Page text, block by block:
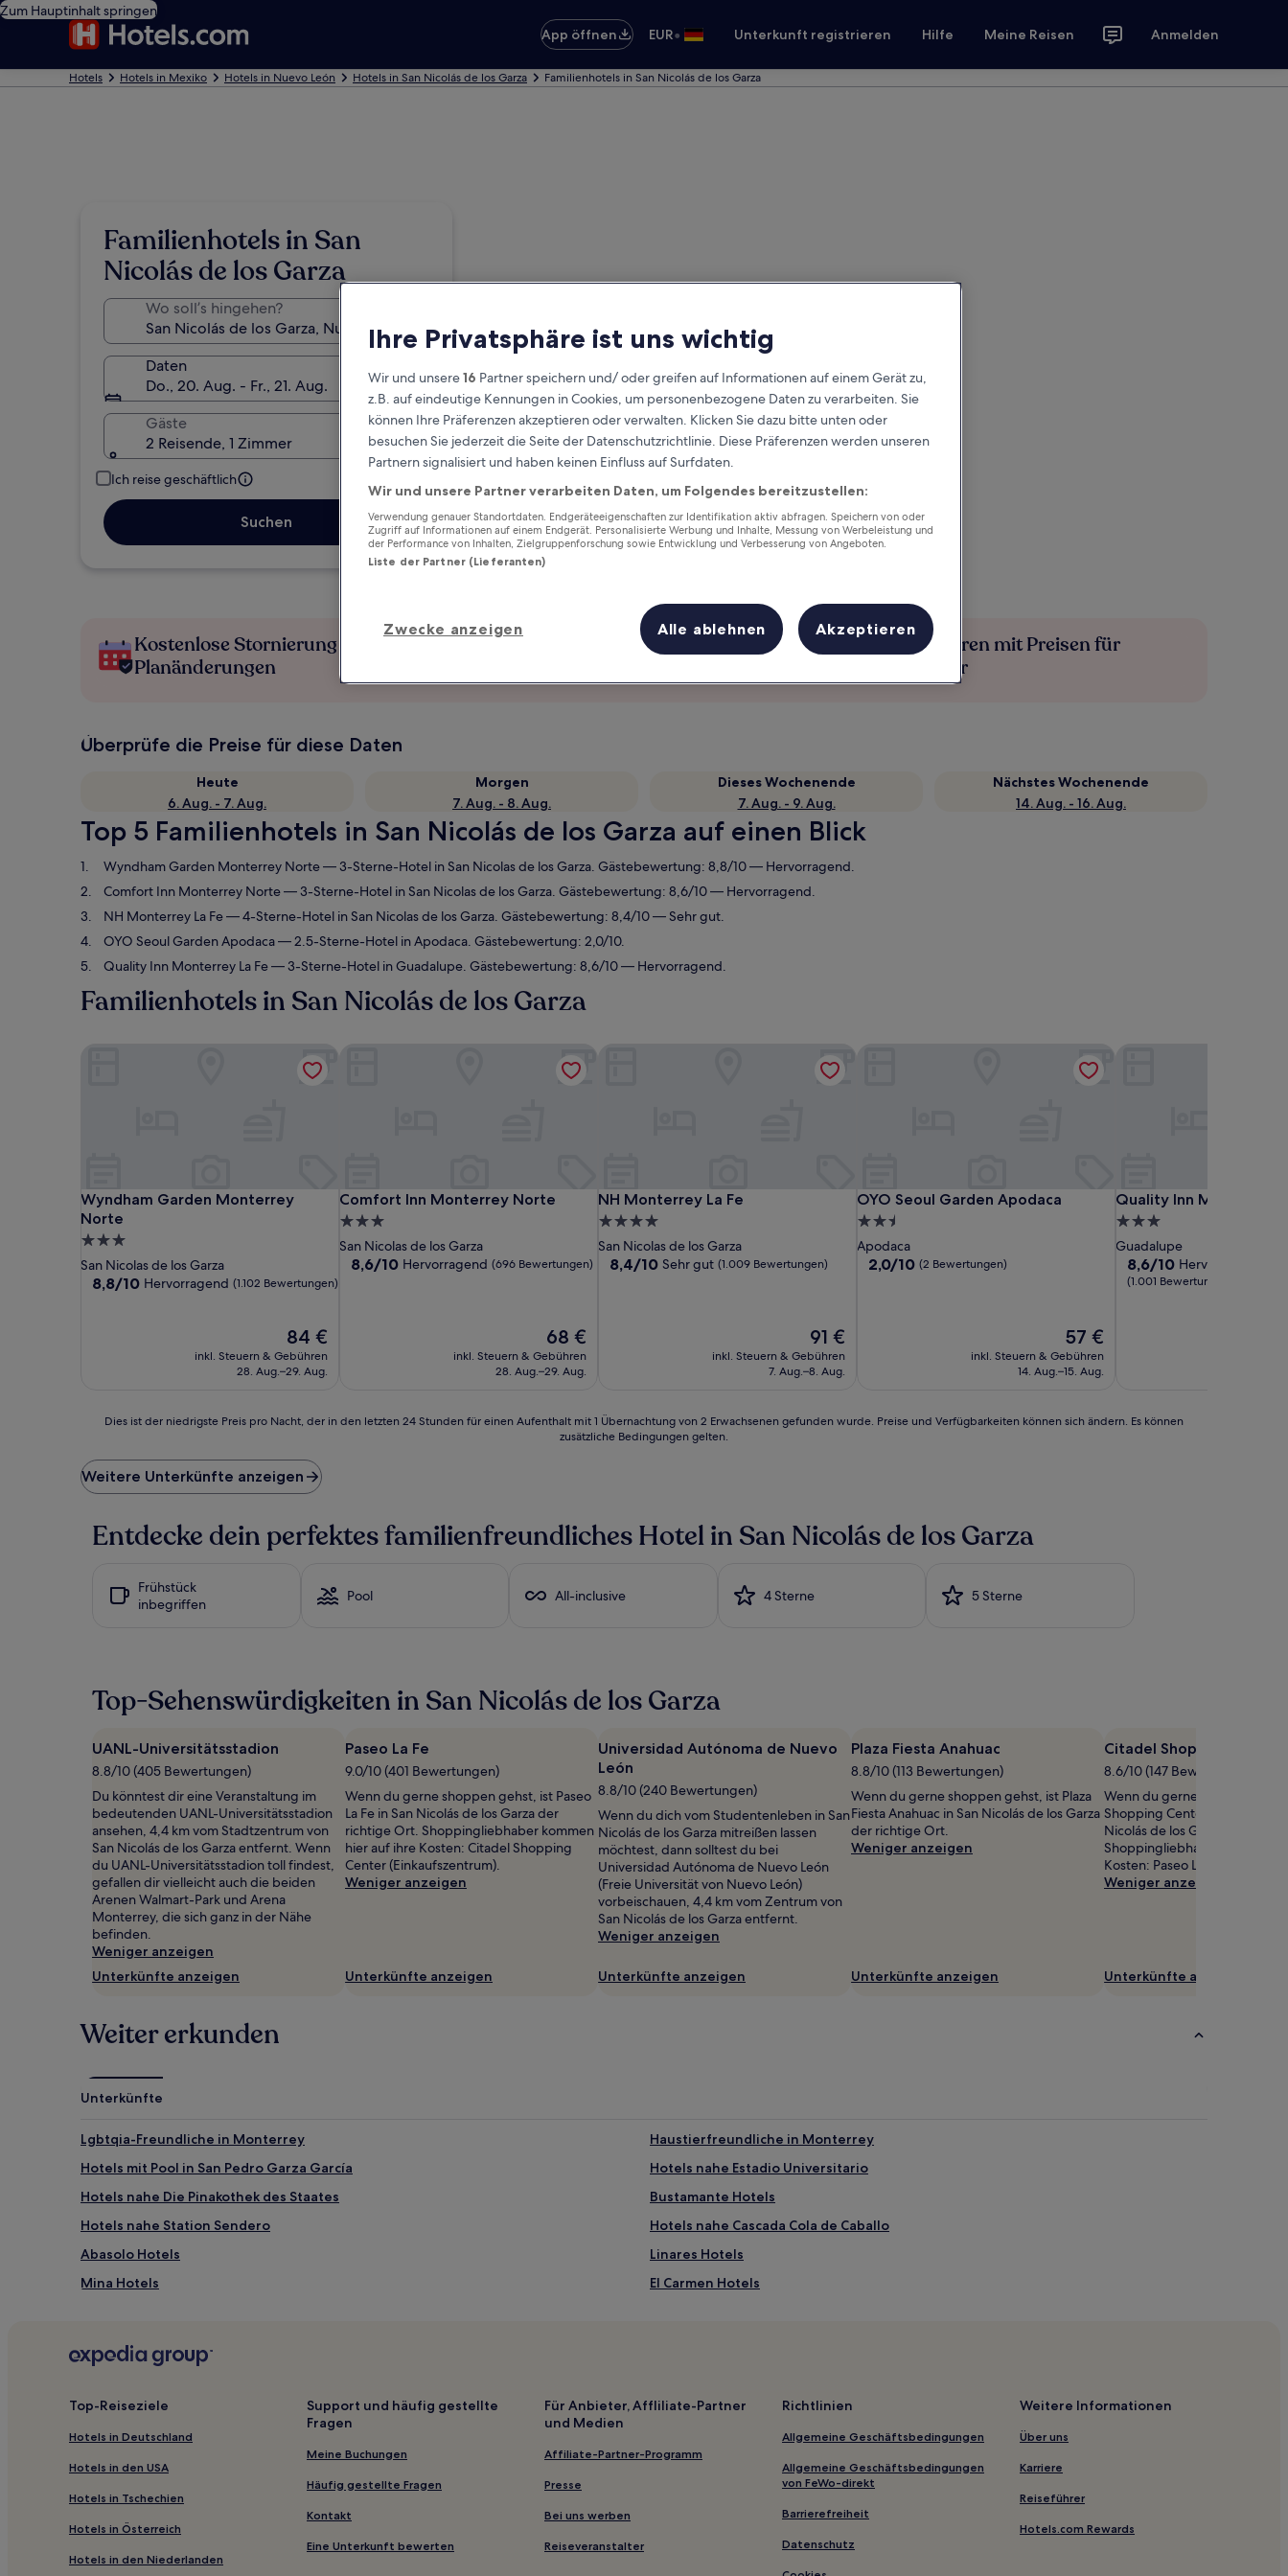
Zum Hauptinhalt springen
App öffnen
EUR• Unterkunft registrieren Hilfe Meine Reisen Anmelden
Hotels Hotels in Mexiko Hotels in Nuevo León Hotels in San Nicolás de los Garza Familienhotels in San Nicolás de los Garza
Familienhotels in San
Nicolás de los Garza
Wo soll’s hingehen?
Daten
Do., 20. Aug. - Fr., 21. Aug.
Gäste
2 Reisende, 1 Zimmer
Ich reise geschäftlich
Suchen
Kostenlose Stornierung bei
Planänderungen
Verdiene Prämien für jede
Mehr sparen mit Preisen für
Mitglieder
Überprüfe die Preise für diese Daten
Heute
6. Aug. - 7. Aug.
Morgen
7. Aug. - 8. Aug.
Dieses Wochenende
7. Aug. - 9. Aug.
Nächstes Wochenende
14. Aug. - 16. Aug.
Top 5 Familienhotels in San Nicolás de los Garza auf einen Blick
Wyndham Garden Monterrey Norte— 3-Sterne-Hotel in San Nicolas de los Garza. Gästebewertung: 8,8/10 — Hervorragend.
Comfort Inn Monterrey Norte— 3-Sterne-Hotel in San Nicolas de los Garza. Gästebewertung: 8,6/10 — Hervorragend.
NH Monterrey La Fe— 4-Sterne-Hotel in San Nicolas de los Garza. Gästebewertung: 8,4/10 — Sehr gut.
OYO Seoul Garden Apodaca— 2.5-Sterne-Hotel in Apodaca. Gästebewertung: 2,0/10.
Quality Inn Monterrey La Fe— 3-Sterne-Hotel in Guadalupe. Gästebewertung: 8,6/10 — Hervorragend.
Familienhotels in San Nicolás de los Garza
Wyndham Garden Monterrey
Norte
Wyndham Garden Monterrey Norte
3.0-
Sterne-
Unterkunft
San Nicolas de los Garza
8.8
8,8/10 Hervorragend (1.102 Bewertungen)
Der
Preis
beträgt
84 €
inkl. Steuern & Gebühren
28. Aug.–29. Aug.
Wyndham Garden Monterrey Norte
Comfort Inn Monterrey Norte
Comfort Inn Monterrey Norte
3.0-
Sterne-
Unterkunft
San Nicolas de los Garza
8.6
8,6/10 Hervorragend (696 Bewertungen)
Der
Preis
beträgt
68 €
inkl. Steuern & Gebühren
28. Aug.–29. Aug.
NH Monterrey La Fe
NH Monterrey La Fe
4.0-
Sterne-
Unterkunft
San Nicolas de los Garza
8.4
8,4/10 Sehr gut (1.009 Bewertungen)
Der
Preis
beträgt
91 €
inkl. Steuern & Gebühren
7. Aug.–8. Aug.
OYO Seoul Garden Apodaca
OYO Seoul Garden Apodaca
2.5-
Sterne-
Unterkunft
Apodaca
2.0
2,0/10 (2 Bewertungen)
Der
Preis
beträgt
57 €
inkl. Steuern & Gebühren
14. Aug.–15. Aug.
Quality Inn Monterrey
Quality Inn Monterrey La
3.0-
Sterne-
Unterkunft
Guadalupe
8.6
von
8,6/10 Hervorragend
(1.001 Bewertungen)
der
niedrigste
Preis
Nacht,
der
letzten
24 Stunden
1 Übernachtung
von
gefunden
wurde.
und
Verfügbarkeiten
können
sich
ändern.
Es
können
zusätzliche
Bedingungen
gelten.
Dies ist der niedrigste Preis pro Nacht, der in den letzten 24 Stunden für einen Aufenthalt mit 1 Übernachtung von 2 Erwachsenen gefunden wurde. Preise und Verfügbarkeiten können sich ändern. Es können
zusätzliche Bedingungen gelten.
Weitere Unterkünfte anzeigen
Entdecke dein perfektes familienfreundliches Hotel in San Nicolás de los Garza
Frühstück
inbegriffen
Pool All-inclusive 4 Sterne 5 Sterne
Top-Sehenswürdigkeiten in San Nicolás de los Garza
UANL-Universitätsstadion
8.8/10 (405 Bewertungen)
Du könntest dir eine Veranstaltung im
bedeutenden UANL-Universitätsstadion
ansehen, 4,4 km vom Stadtzentrum von
San Nicolás de los Garza entfernt. Wenn
du UANL-Universitätsstadion toll findest,
gefallen dir vielleicht auch die beiden
Arenen Walmart-Park und Arena
Monterrey, die sich ganz in der Nähe
befinden.
Weniger anzeigen
Unterkünfte anzeigen
Paseo La Fe
9.0/10 (401 Bewertungen)
Wenn du gerne shoppen gehst, ist Paseo
La Fe in San Nicolás de los Garza der
richtige Ort. Shoppingliebhaber kommen
hier auf ihre Kosten: Citadel Shopping
Center (Einkaufszentrum).
Weniger anzeigen
Unterkünfte anzeigen
Universidad Autónoma de Nuevo
León
8.8/10 (240 Bewertungen)
Wenn du dich vom Studentenleben in San
Nicolás de los Garza mitreißen lassen
möchtest, dann solltest du bei
Universidad Autónoma de Nuevo León
(Freie Universität von Nuevo León)
vorbeischauen, 4,4 km vom Zentrum von
San Nicolás de los Garza entfernt.
Weniger anzeigen
Unterkünfte anzeigen
Plaza Fiesta Anahuac
8.8/10 (113 Bewertungen)
Wenn du gerne shoppen gehst, ist Plaza
Fiesta Anahuac in San Nicolás de los Garza
der richtige Ort.
Weniger anzeigen
Unterkünfte anzeigen
Citadel Shopping Center
8.6/10 (147 Bewertungen)
Wenn du gerne shoppen
Shopping Center
Nicolás de los Garza der
Shoppingliebhaber kommen
Kosten: Paseo La Fe.
Weniger anzeigen
Unterkünfte anzeigen
Weiter erkunden
Unterkünfte
Lgbtqia-Freundliche in Monterrey
Haustierfreundliche in Monterrey
Hotels mit Pool in San Pedro Garza García
Hotels nahe Estadio Universitario
Hotels nahe Die Pinakothek des Staates
Bustamante Hotels
Hotels nahe Station Sendero
Hotels nahe Cascada Cola de Caballo
Abasolo Hotels
Linares Hotels
Mina Hotels
El Carmen Hotels
Galeana Hotels
Villa Juárez: Hotels
Gasthäuser in Monterrey
Top-Reiseziele
Hotels in Deutschland
Hotels in den USA
Hotels in Tschechien
Hotels in Österreich
Hotels in den Niederlanden
Support und häufig gestellte
Fragen
Meine Buchungen
Häufig gestellte Fragen
Kontakt
Eine Unterkunft bewerten
Für Anbieter, Affliliate-Partner
und Medien
Affiliate-Partner-Programm
Presse
Bei uns werben
Reiseveranstalter
Richtlinien
Allgemeine Geschäftsbedingungen
Allgemeine Geschäftsbedingungen
von FeWo-direkt
Barrierefreiheit
Datenschutz
Weitere Informationen
Über uns
Karriere
Reiseführer
Hotels.com Rewards
Ihre Privatsphäre ist uns wichtig
Wir und unsere16 Partner speichern und/ oder greifen auf Informationen auf einem Gerät zu,
z.B. auf eindeutige Kennungen in Cookies, um personenbezogene Daten zu verarbeiten. Sie
können Ihre Präferenzen akzeptieren oder verwalten. Klicken Sie dazu bitte unten oder
besuchen Sie jederzeit die Seite der Datenschutzrichtlinie. Diese Präferenzen werden unseren
Partnern signalisiert und haben keinen Einfluss auf Surfdaten.
Wir und unsere Partner verarbeiten Daten, um Folgendes bereitzustellen:
Verwendung genauer Standortdaten. Endgeräteeigenschaften zur Identifikation aktiv abfragen. Speichern von oder
Zugriff auf Informationen auf einem Endgerät. Personalisierte Werbung und Inhalte, Messung von Werbeleistung und
der Performance von Inhalten, Zielgruppenforschung sowie Entwicklung und Verbesserung von Angeboten.
Liste der Partner (Lieferanten)
Zwecke anzeigen Alle ablehnen Akzeptieren